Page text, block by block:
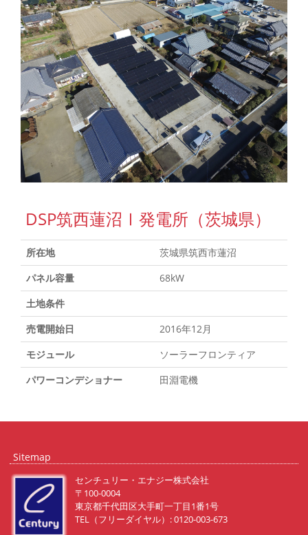
DSP筑西蓮沼Ⅰ発電所（茨城県）
所在地
茨城県筑西市蓮沼
パネル容量
68kW
土地条件
売電開始日
2016年12月
モジュール
ソーラーフロンティア
パワーコンデショナー
田淵電機
Sitemap
センチュリー・エナジー株式会社
〒100-0004
東京都千代田区大手町一丁目1番1号
TEL（フリーダイヤル）: 0120-003-673